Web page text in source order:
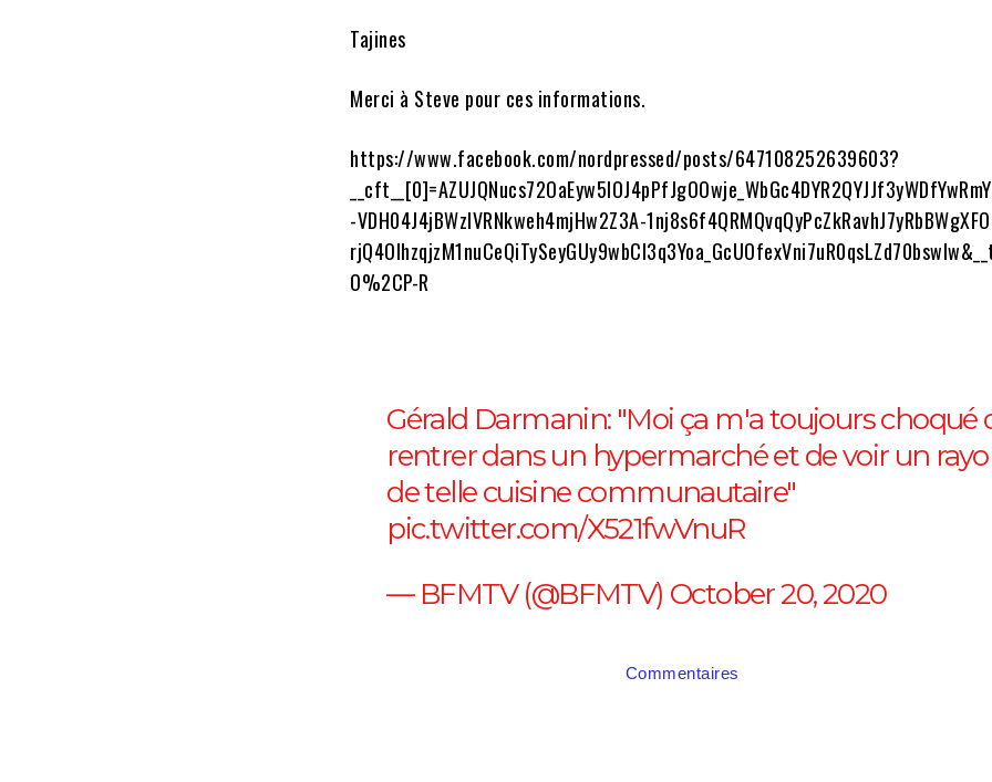
Tajines
Merci à Steve pour ces informations.
https://www.facebook.com/nordpressed/posts/647108252639603?
-VDH04J4jBWzlVRNkweh4mjHw2Z3A-
O%2CP-R
Gérald Darmanin: "Moi ça m'a toujours choqué
rentrer dans un hypermarché et de voir un
de telle cuisine communautaire"
pic.twitter.com/X521fwVnuR
— BFMTV (@BFMTV) October 20, 2020
Commentaires